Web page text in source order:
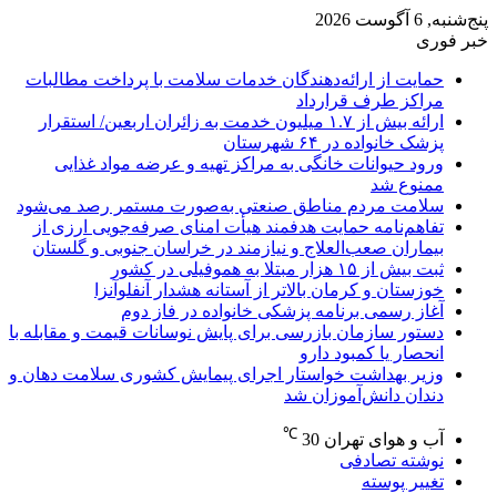
پنج‌شنبه, 6 آگوست 2026
خبر فوری
حمایت از ارائه‌دهندگان خدمات سلامت با پرداخت مطالبات
مراکز طرف قرارداد
ارائه بیش از ۱.۷ میلیون خدمت به زائران اربعین/ استقرار
پزشک خانواده در ۶۴ شهرستان
ورود حیوانات خانگی به مراکز تهیه و عرضه مواد غذایی
ممنوع شد
سلامت مردم مناطق صنعتی به‌صورت مستمر رصد می‌شود
تفاهم‌نامه حمایت هدفمند هیأت امنای صرفه‌جویی ارزی از
بیماران صعب‌العلاج و نیازمند در خراسان جنوبی و گلستان
ثبت بیش از ۱۵ هزار مبتلا به هموفیلی در کشور
خوزستان و کرمان بالاتر از آستانه هشدار آنفلوآنزا
آغاز رسمی برنامه پزشکی خانواده در فاز دوم
دستور سازمان بازرسی برای پایش نوسانات قیمت و مقابله با
انحصار یا کمبود دارو
وزیر بهداشت خواستار اجرای پیمایش کشوری سلامت دهان و
دندان دانش‌آموزان شد
آب و هوای تهران 30
℃
نوشته تصادفی
تغییر پوسته